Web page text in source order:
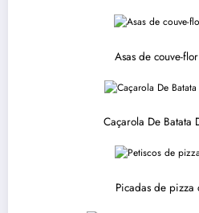
Asas de couve-
Caçarola De Batata
Picadas de pizza